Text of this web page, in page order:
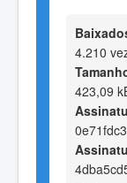
4.210
423,09